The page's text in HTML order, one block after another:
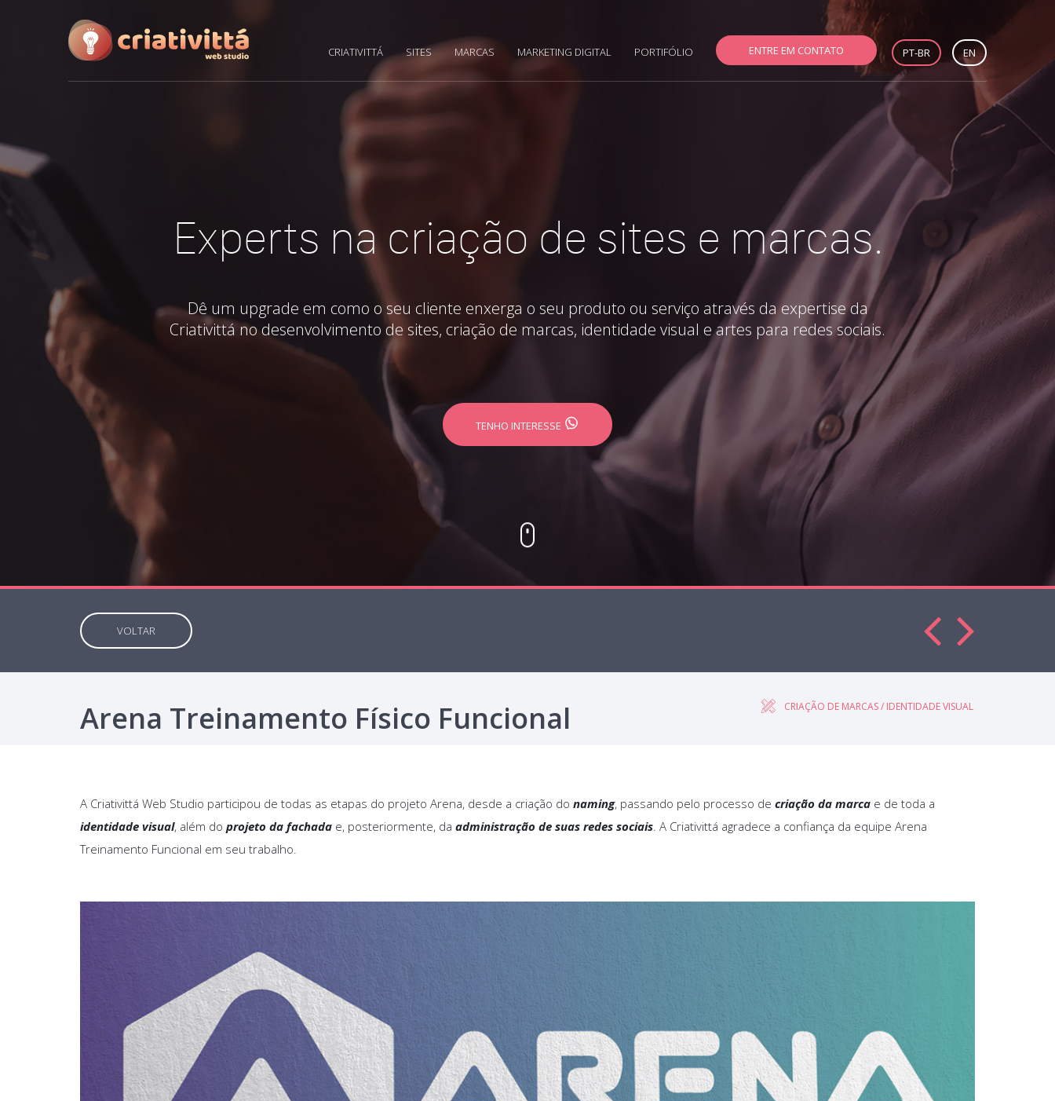
CRIATIVITTÁ SITES MARCAS MARKETING DIGITAL PORTIFÓLIO PT-BR EN
ENTRE EM CONTATO
Experts na criação de sites e marcas.
Dê um upgrade em como o seu cliente enxerga o seu produto ou serviço através da expertise da
Criativittá no desenvolvimento de sites, criação de marcas, identidade visual e artes para redes sociais.
TENHO INTERESSE
VOLTAR
Arena Treinamento Físico Funcional CRIAÇÃO DE MARCAS / IDENTIDADE VISUAL
A Criativittá Web Studio participou de todas as etapas do projeto Arena, desde a criação do naming, passando pelo processo de criação da marca e de toda a
identidade visual, além do projeto da fachada e, posteriormente, da administração de suas redes sociais. A Criativittá agradece a confiança da equipe Arena
Treinamento Funcional em seu trabalho.